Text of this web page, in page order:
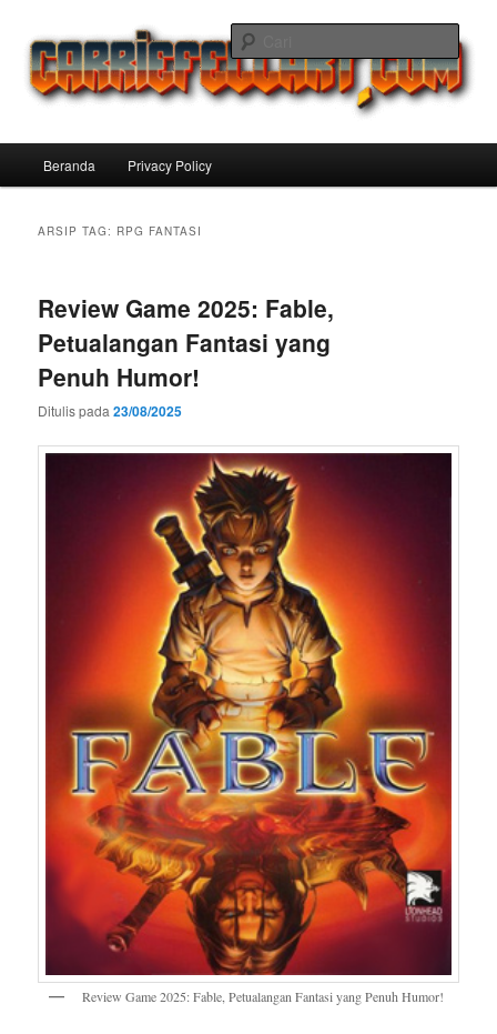
konten
utama
konten
sekunderCarriefellart Pilihan Terbaik Game
Offline Android 2025 yang Wajib
Kamu Coba
Cari
Beranda Privacy Policy
ARSIP TAG: RPG FANTASI
Review Game 2025: Fable,
Petualangan Fantasi yang
Penuh Humor!
Ditulis pada23/08/2025
Review Game 2025: Fable, Petualangan Fantasi yang Penuh Humor!